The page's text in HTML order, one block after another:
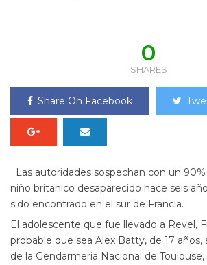
0
SHARES
Share On Facebook
Las autoridades sospechan con un
niño britanico desaparecido hace seis
sido encontrado en el sur de Francia.
El adolescente que fue llevado a Revel,
probable que sea Alex Batty, de 17
de la Gendarmeria Nacional de